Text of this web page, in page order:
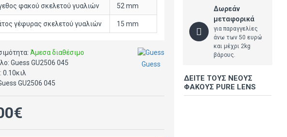
φακού σκελετού γυαλιών 52 mm
γέφυρας σκελετού γυαλιών 15 mm
Άμεσα διαθέσιμο
Guess GU2506 045
0.10κιλ
GU2506 045
Guess
Δωρεάν
μεταφορικά
για παραγγελίες
άνω των 50 ευρώ
και μέχρι 2kg
βάρους.
ΔΕΊΤΕ ΤΟΥΣ ΝΈΟΥΣ
ΦΑΚΟΎΣ PURE LENS